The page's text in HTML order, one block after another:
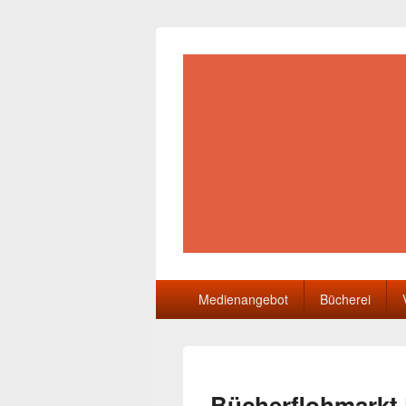
Primäres
Menü Medienangebot Bücherei